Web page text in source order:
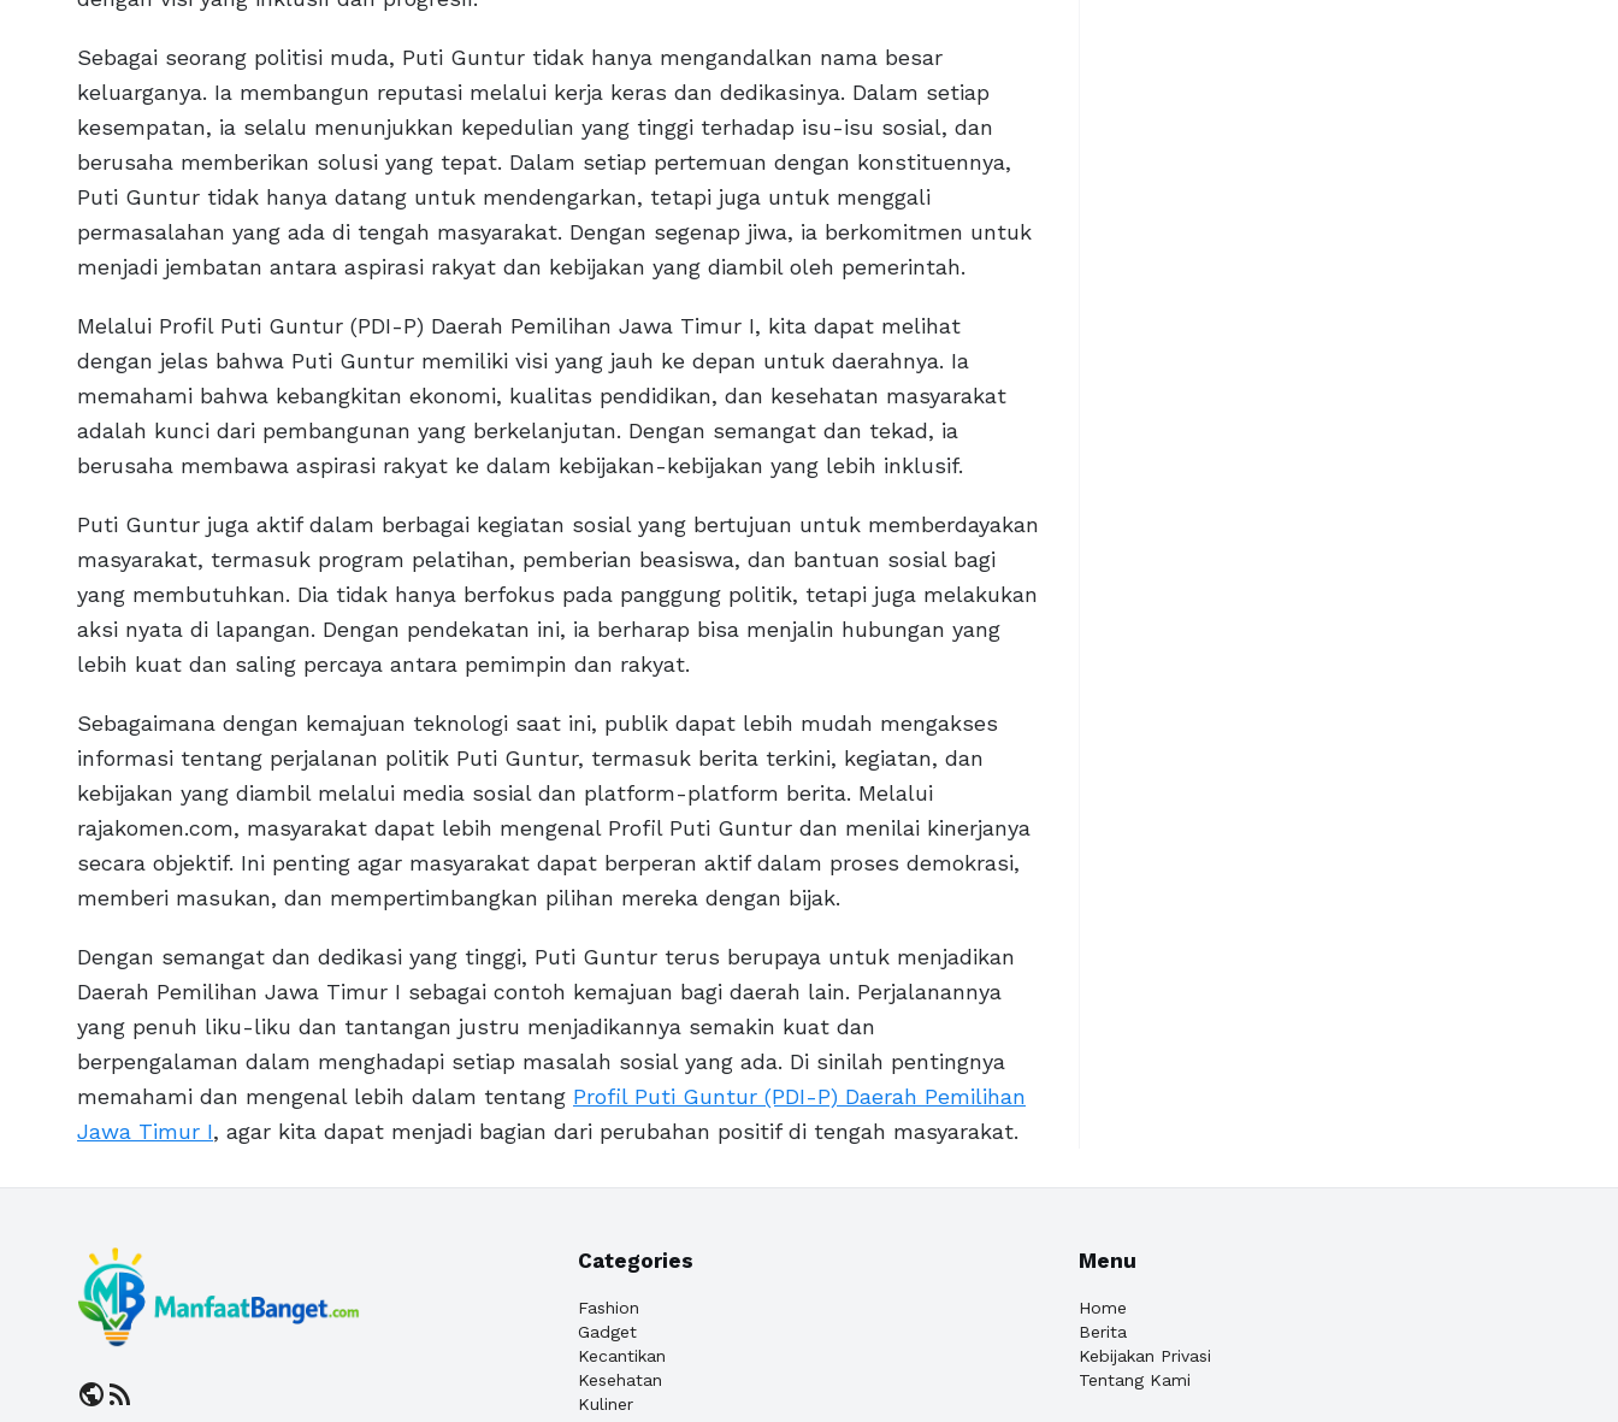
Sebagai seorang politisi muda, Puti Guntur tidak hanya mengandalkan nama besar
keluarganya. Ia membangun reputasi melalui kerja keras dan dedikasinya. Dalam setiap
kesempatan, ia selalu menunjukkan kepedulian yang tinggi terhadap isu-isu sosial, dan
berusaha memberikan solusi yang tepat. Dalam setiap pertemuan dengan konstituennya,
Puti Guntur tidak hanya datang untuk mendengarkan, tetapi juga untuk menggali
permasalahan yang ada di tengah masyarakat. Dengan segenap jiwa, ia berkomitmen untuk
menjadi jembatan antara aspirasi rakyat dan kebijakan yang diambil oleh pemerintah.
Melalui Profil Puti Guntur (PDI-P) Daerah Pemilihan Jawa Timur I, kita dapat melihat
dengan jelas bahwa Puti Guntur memiliki visi yang jauh ke depan untuk daerahnya. Ia
memahami bahwa kebangkitan ekonomi, kualitas pendidikan, dan kesehatan masyarakat
adalah kunci dari pembangunan yang berkelanjutan. Dengan semangat dan tekad, ia
berusaha membawa aspirasi rakyat ke dalam kebijakan-kebijakan yang lebih inklusif.
Puti Guntur juga aktif dalam berbagai kegiatan sosial yang bertujuan untuk memberdayakan
masyarakat, termasuk program pelatihan, pemberian beasiswa, dan bantuan sosial bagi
yang membutuhkan. Dia tidak hanya berfokus pada panggung politik, tetapi juga melakukan
aksi nyata di lapangan. Dengan pendekatan ini, ia berharap bisa menjalin hubungan yang
lebih kuat dan saling percaya antara pemimpin dan rakyat.
Sebagaimana dengan kemajuan teknologi saat ini, publik dapat lebih mudah mengakses
informasi tentang perjalanan politik Puti Guntur, termasuk berita terkini, kegiatan, dan
kebijakan yang diambil melalui media sosial dan platform-platform berita. Melalui
rajakomen.com, masyarakat dapat lebih mengenal Profil Puti Guntur dan menilai kinerjanya
secara objektif. Ini penting agar masyarakat dapat berperan aktif dalam proses demokrasi,
memberi masukan, dan mempertimbangkan pilihan mereka dengan bijak.
Dengan semangat dan dedikasi yang tinggi, Puti Guntur terus berupaya untuk menjadikan
Daerah Pemilihan Jawa Timur I sebagai contoh kemajuan bagi daerah lain. Perjalanannya
yang penuh liku-liku dan tantangan justru menjadikannya semakin kuat dan
berpengalaman dalam menghadapi setiap masalah sosial yang ada. Di sinilah pentingnya
memahami dan mengenal lebih dalam tentang Profil Puti Guntur (PDI-P) Daerah Pemilihan
Jawa Timur I, agar kita dapat menjadi bagian dari perubahan positif di tengah masyarakat.
publicrss_feed
Categories
Fashion
Gadget
Kecantikan
Kesehatan
Kuliner
Menu
Home
Berita
Kebijakan Privasi
Tentang Kami